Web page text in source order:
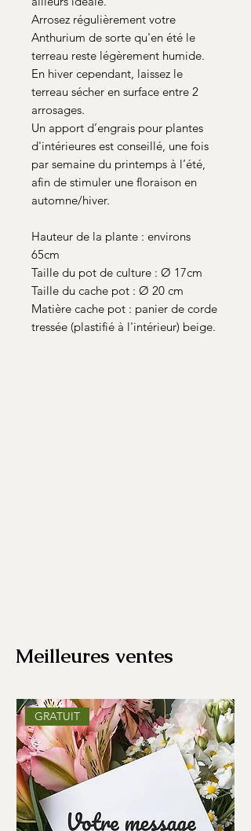
Arrosez régulièrement votre
Anthurium de sorte qu'en été le
terreau reste légèrement humide.
En hiver cependant, laissez le
terreau sécher en surface entre 2
arrosages.
Un apport d’engrais pour plantes
d'intérieures est conseillé, une fois
par semaine du printemps à l’été,
afin de stimuler une floraison en
automne/hiver.
Hauteur de la plante : environs
65cm
Taille du pot de culture : Ø 17cm
Taille du cache pot : Ø 20 cm
Matière cache pot : panier de corde
tressée (plastifié à l'intérieur) beige.
Meilleures ventes
GRATUIT